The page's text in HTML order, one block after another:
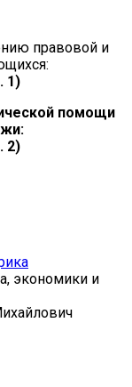
правовой и
1)
помощи
2)
экономики и